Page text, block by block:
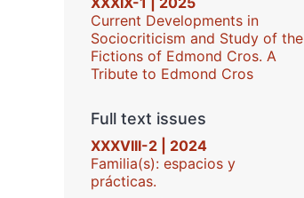
Current Developments in
Sociocriticism and Study of the
Fictions of Edmond Cros. A
Tribute to Edmond Cros
Full text issues
XXXVIII-2 | 2024
Familia(s): espacios y
prácticas.